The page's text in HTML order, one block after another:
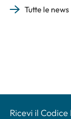
Tutte le news
Ricevi il